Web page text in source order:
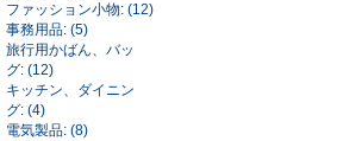
ファッション小物: (12)
事務用品: (5)
旅行用かばん、バッ
グ: (12)
キッチン、ダイニン
グ: (4)
電気製品: (8)